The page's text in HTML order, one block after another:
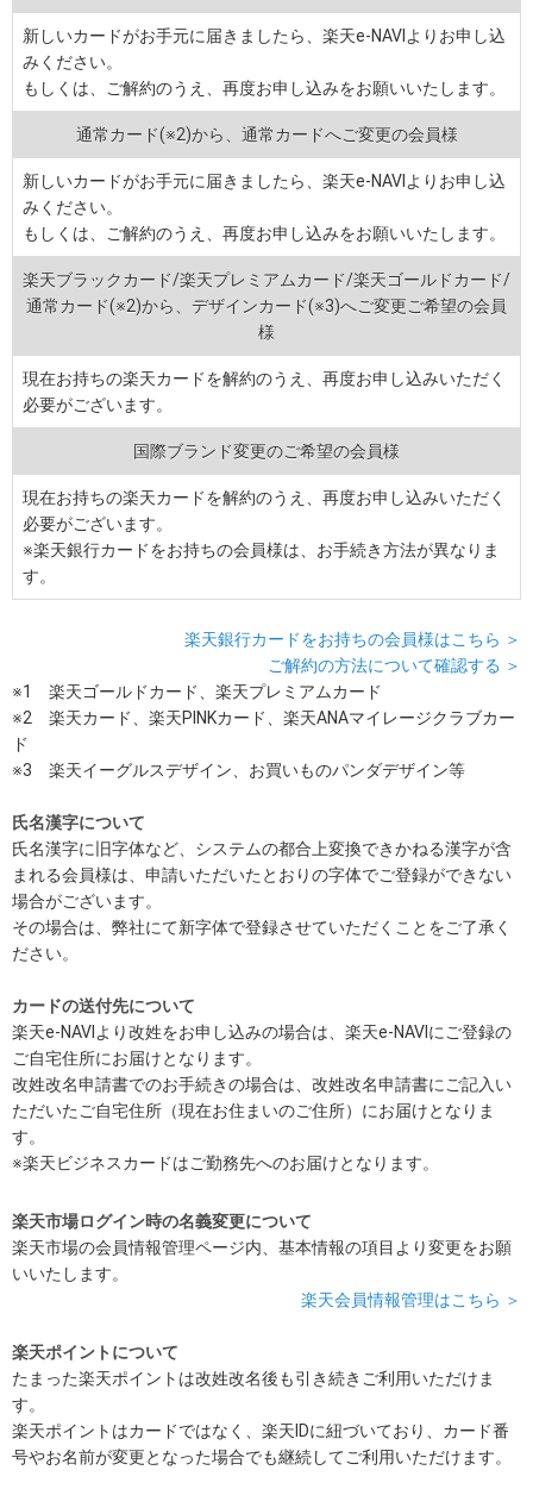
新しいカードがお手元に届きましたら、楽天e-NAVIよりお申し込
みください。
もしくは、ご解約のうえ、再度お申し込みをお願いいたします。
通常カード(※2)から、通常カードへご変更の会員様
新しいカードがお手元に届きましたら、楽天e-NAVIよりお申し込
みください。
もしくは、ご解約のうえ、再度お申し込みをお願いいたします。
楽天ブラックカード/楽天プレミアムカード/楽天ゴールドカード/
通常カード(※2)から、デザインカード(※3)へご変更ご希望の会員
様
現在お持ちの楽天カードを解約のうえ、再度お申し込みいただく
必要がございます。
国際ブランド変更のご希望の会員様
現在お持ちの楽天カードを解約のうえ、再度お申し込みいただく
必要がございます。
※楽天銀行カードをお持ちの会員様は、お手続き方法が異なりま
す。
楽天銀行カードをお持ちの会員様はこちら ＞
ご解約の方法について確認する ＞
※1 楽天ゴールドカード、楽天プレミアムカード
※2 楽天カード、楽天PINKカード、楽天ANAマイレージクラブカー
ド
※3 楽天イーグルスデザイン、お買いものパンダデザイン等
氏名漢字について
氏名漢字に旧字体など、システムの都合上変換できかねる漢字が含
まれる会員様は、申請いただいたとおりの字体でご登録ができない
場合がございます。
その場合は、弊社にて新字体で登録させていただくことをご了承く
ださい。
カードの送付先について
楽天e-NAVIより改姓をお申し込みの場合は、楽天e-NAVIにご登録の
ご自宅住所にお届けとなります。
改姓改名申請書でのお手続きの場合は、改姓改名申請書にご記入い
ただいたご自宅住所（現在お住まいのご住所）にお届けとなりま
す。
※楽天ビジネスカードはご勤務先へのお届けとなります。
楽天市場ログイン時の名義変更について
楽天市場の会員情報管理ページ内、基本情報の項目より変更をお願
いいたします。
楽天会員情報管理はこちら ＞
楽天ポイントについて
たまった楽天ポイントは改姓改名後も引き続きご利用いただけま
す。
楽天ポイントはカードではなく、楽天IDに紐づいており、カード番
号やお名前が変更となった場合でも継続してご利用いただけます。